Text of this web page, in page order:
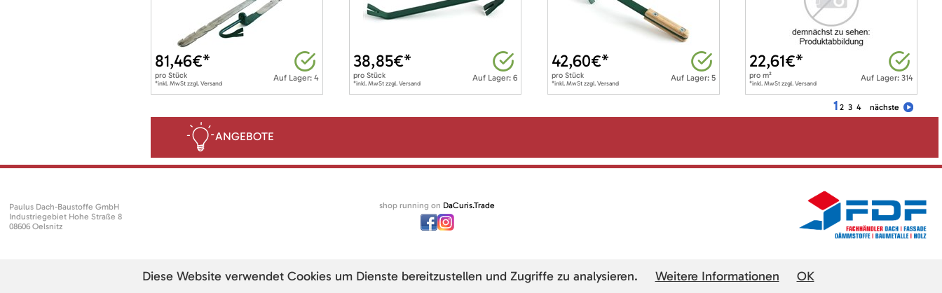
Auf Lager: 4
81,46€*
pro Stück
*inkl. MwSt zzgl. Versand
Auf Lager: 6
38,85€*
pro Stück
*inkl. MwSt zzgl. Versand
Auf Lager: 5
42,60€*
pro Stück
*inkl. MwSt zzgl. Versand
Auf Lager: 314
22,61€*
prom²
*inkl. MwSt zzgl. Versand
1 2 3 4 nächste
ANGEBOTE
Paulus Dach-Baustoffe GmbH
Industriegebiet Hohe Straße 8
08606 Oelsnitz
shop running on DaCuris.Trade
Diese Website verwendet Cookies um Dienste bereitzustellen und Zugriffe zu analysieren. Weitere Informationen OK